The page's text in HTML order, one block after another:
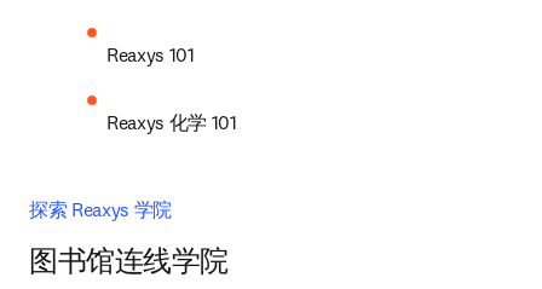
Reaxys 101
Reaxys 化学 101
探索 Reaxys 学院
图书馆连线学院